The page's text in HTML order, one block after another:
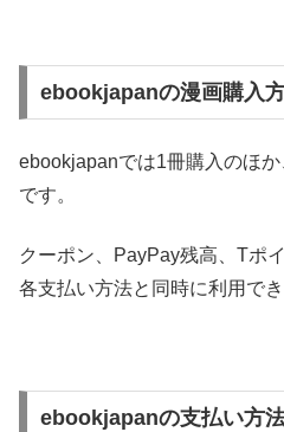
ebookjapanの漫画購入
ebookjapanでは1冊購入のほ
です。
クーポン、PayPay残高、Tポ
各支払い方法と同時に利用でき
ebookjapanの支払い方